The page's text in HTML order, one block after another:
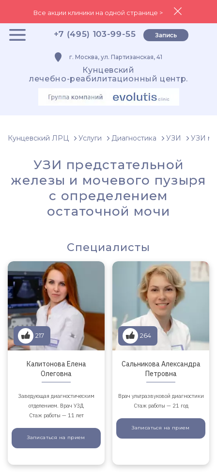
Все акции клиники на одной странице >
+7 (495) 103-99-55 Запись
г. Москва, ул. Партизанская, 41
Кунцевский
лечебно-реабилитационный центр.
Кунцевский ЛРЦ Услуги Диагностика УЗИ УЗИ
УЗИ предстательной
железы и мочевого пузыря
с определением
остаточной мочи
Специалисты
217
Капитонова Елена
Олеговна
Заведующая диагностическим
отделением. Врач УЗД
Стаж работы — 11 лет
Записаться на прием
264
Сальникова Александра
Петровна
Врач ультразвуковой диагностики
Стаж работы — 21 год
Записаться на прием